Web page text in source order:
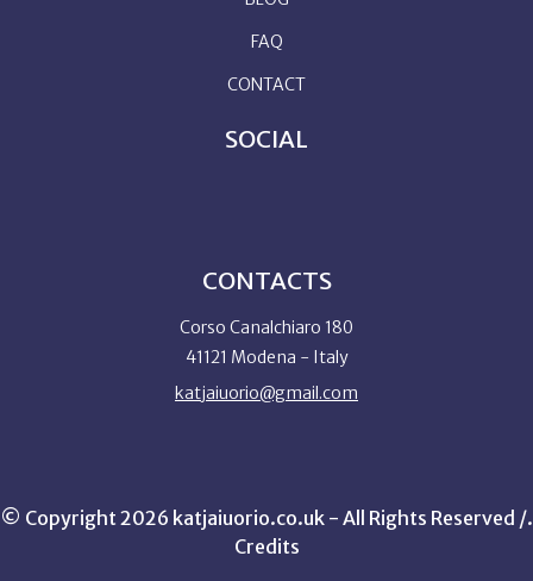
FAQ
CONTACT
SOCIAL
CONTACTS
Corso Canalchiaro 180
41121 Modena - Italy
katjaiuorio@gmail.com
© Copyright 2026 katjaiuorio.co.uk - All Rights Reserved /.
Credits